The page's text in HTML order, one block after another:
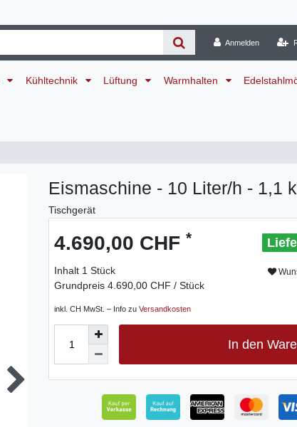
Anmelden
Kühltechnik Lüftung Warmhalten
Eismaschine - 10 Liter/h - 1,1
Tischgerät
4.690,00 CHF *
Inhalt 1 Stück
Grundpreis 4.690,00 CHF / Stück
inkl. CH MwSt. – Info zu Versandkosten
In den